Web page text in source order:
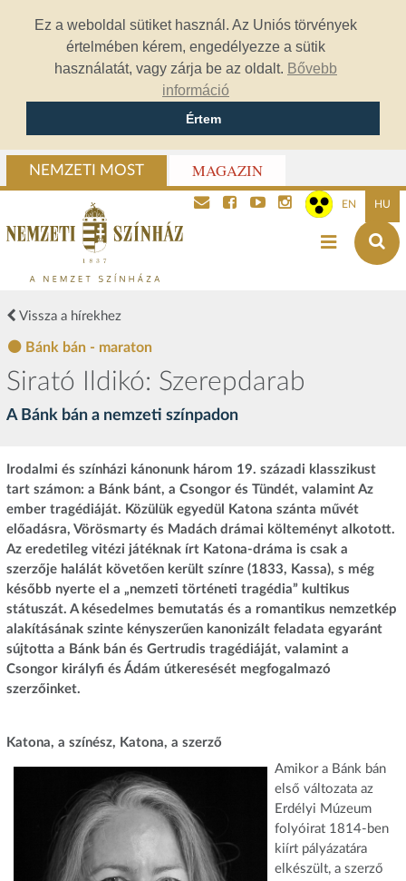
Ez a weboldal sütiket használ. Az Uniós törvények
értelmében kérem, engedélyezze a sütik
használatát, vagy zárja be az oldalt. Bővebb
információ
Értem
NEMZETI MOST MAGAZIN
EN HU
Vissza a hírekhez
Bánk bán - maraton
Sirató Ildikó: Szerepdarab
A Bánk bán a nemzeti színpadon
Irodalmi és színházi kánonunk három 19. századi klasszikust
tart számon: a Bánk bánt, a Csongor és Tündét, valamint Az
ember tragédiáját. Közülük egyedül Katona szánta művét
előadásra, Vörösmarty és Madách drámai költeményt alkotott.
Az eredetileg vitézi játéknak írt Katona-dráma is csak a
szerzője halálát követően került színre (1833, Kassa), s még
később nyerte el a „nemzeti történeti tragédia” kultikus
státuszát. A késedelmes bemutatás és a romantikus nemzetkép
alakításának szinte kényszerűen kanonizált feladata egyaránt
sújtotta a Bánk bán és Gertrudis tragédiáját, valamint a
Csongor királyfi és Ádám útkeresését megfogalmazó
szerzőinket.
Katona, a színész, Katona, a szerző
Amikor a Bánk bán
első változata az
Erdélyi Múzeum
folyóirat 1814-ben
kiírt pályázatára
elkészült, a szerző